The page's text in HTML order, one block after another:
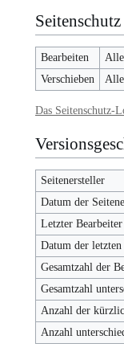
Seitenschutz
Bearbeiten
Alle
Verschieben
Alle
Das Seitenschutz-
Seitenersteller
Datum der
Letzter Bearbeiter
Datum der
Gesamtzahl der
Gesamtzahl
Anzahl der
Anzahl